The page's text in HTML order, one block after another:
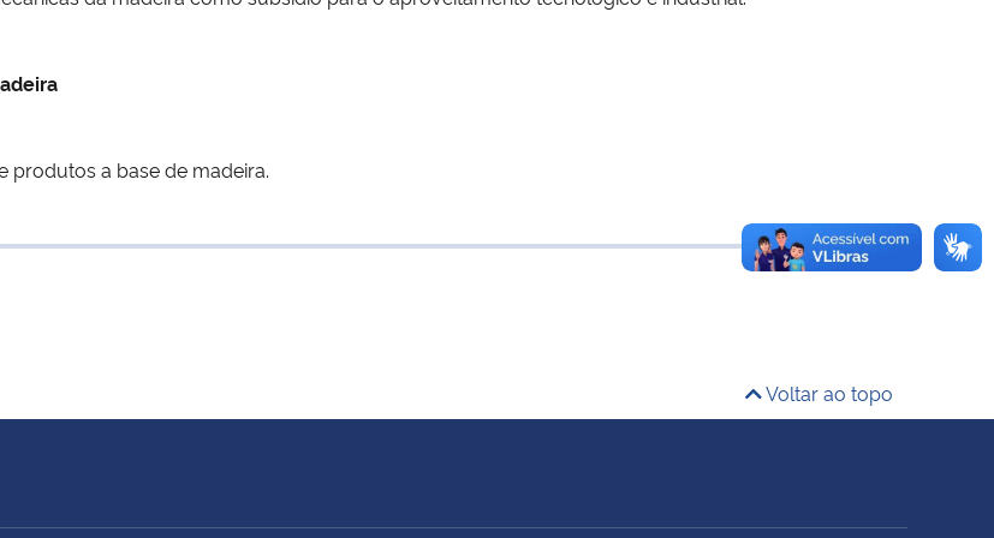
produtos a base de madeira.
Voltar ao topo